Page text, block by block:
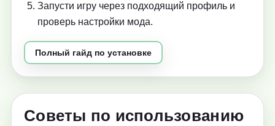
Запусти игру через подходящий профиль и
проверь настройки мода.
Полный гайд по установке
Советы по использованию